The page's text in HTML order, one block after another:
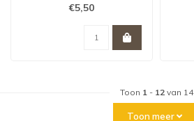
€5,50
Toon 1 - 12van 14
Toon meer